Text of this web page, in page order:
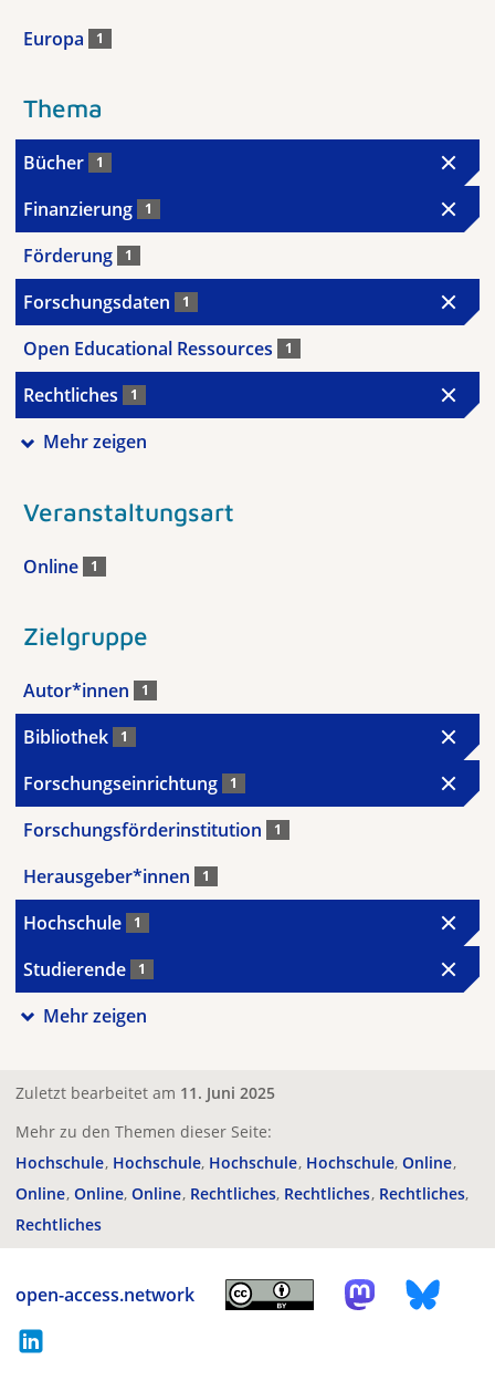
Europa 1
Thema
Bücher 1
Finanzierung 1
Förderung 1
Forschungsdaten 1
Open Educational Ressources 1
Rechtliches 1
Mehr zeigen
Veranstaltungsart
Online 1
Zielgruppe
Autor*innen 1
Bibliothek 1
Forschungseinrichtung 1
Forschungsförderinstitution 1
Herausgeber*innen 1
Hochschule 1
Studierende 1
Mehr zeigen
Zuletzt bearbeitet am 11. Juni 2025
Mehr zu den Themen dieser Seite:
Hochschule Hochschule Hochschule Hochschule Online
Online Online Online Rechtliches Rechtliches Rechtliches
Rechtliches
open-access.network